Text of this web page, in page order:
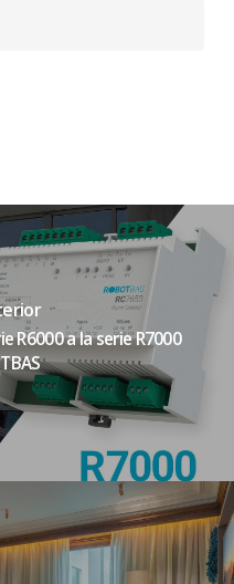
R6000 a la serie R7000